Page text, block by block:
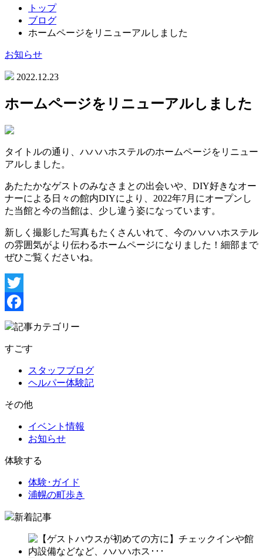
トップ
ブログ
ホームページをリニューアルしました
お知らせ
2022.12.23
ホームページをリニューアルしました
タイトルの通り、ハハハホステルのホームページをリニュー
アルしました。
あたたかなゲストのみなさまとの出会いや、DIY好きなオー
ナーによる日々の館内DIYにより、2022年7月にオープンし
た当館と今の当館は、少し違う姿になっています。
新しく撮影した写真もたくさんいれて、今のハハハホステル
の雰囲気がより伝わるホームページになりました！細部まで
ぜひご覧くださいね。
Twitter
Facebook
記事カテゴリー
すごす
スタッフブログ
ヘルパー体験記
その他
イベント情報
お知らせ
体験する
体験･ガイド
浦幌の町歩き
新着記事